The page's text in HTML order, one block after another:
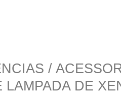
/
LAMPADA DE